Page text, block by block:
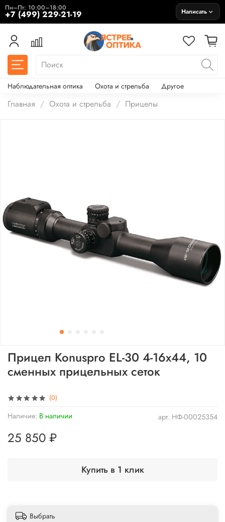
Пн–Пт: 10:00–18:00
+7 (499) 229-21-19 Написать
Наблюдательная оптика Охота и стрельба Другое
Главная Охота и стрельба Прицелы
(0)
арт. НФ-00025354
Наличие: В наличии
Прицел Konuspro EL-30 4-16x44, 10
сменныx прицельныx сеток
25 850 ₽
Купить в 1 клик
Выбрать